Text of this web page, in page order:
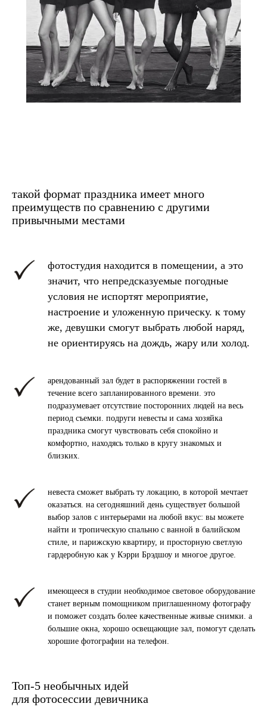
такой формат праздника имеет много
преимуществ по сравнению с другими
привычными местами
фотостудия находится в помещении, а это
значит, что непредсказуемые погодные
условия не испортят мероприятие,
настроение и уложенную прическу. к тому
же, девушки смогут выбрать любой наряд,
не ориентируясь на дождь, жару или холод.
арендованный зал будет в распоряжении гостей в
течение всего запланированного времени. это
подразумевает отсутствие посторонних людей на весь
период съемки. подруги невесты и сама хозяйка
праздника смогут чувствовать себя спокойно и
комфортно, находясь только в кругу знакомых и
близких.
невеста сможет выбрать ту локацию, в которой мечтает
оказаться. на сегодняшний день существует большой
выбор залов с интерьерами на любой вкус: вы можете
найти и тропическую спальню с ванной в балийском
стиле, и парижскую квартиру, и просторную светлую
гардеробную как у Кэрри Брэдшоу и многое другое.
имеющееся в студии необходимое световое оборудование
станет верным помощником приглашенному фотографу
и поможет создать более качественные живые снимки. а
большие окна, хорошо освещающие зал, помогут сделать
хорошие фотографии на телефон.
Топ-5 необычных идей
для фотосессии девичника